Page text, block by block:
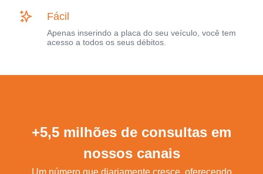
Fácil
Apenas inserindo a placa do seu veículo, você tem
acesso a todos os seus débitos.
+5,5 milhões de consultas em
nossos canais